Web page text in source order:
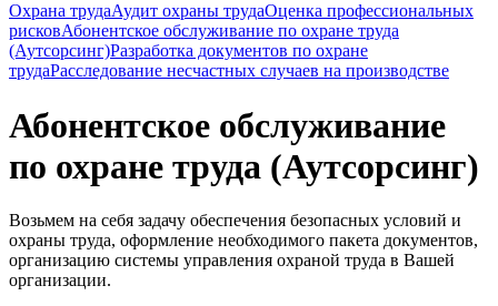
Охрана трудаАудит охраны трудаОценка профессиональных
рисковАбонентское обслуживание по охране труда
(Аутсорсинг)Разработка документов по охране
трудаРасследование несчастных случаев на производстве
Абонентское обслуживание
по охране труда (Аутсорсинг)
Возьмем на себя задачу обеспечения безопасных условий и
охраны труда, оформление необходимого пакета документов,
организацию системы управления охраной труда в Вашей
организации.